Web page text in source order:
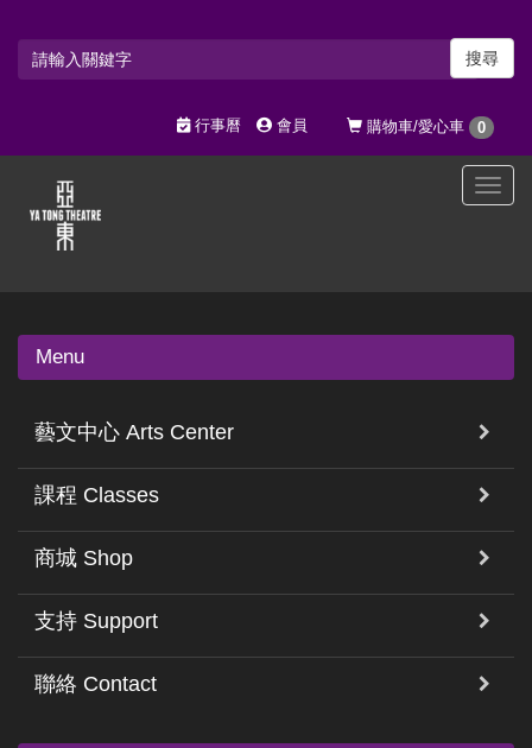
搜尋
購物車/愛心車 0
行事曆 會員
選
Menu
藝文中心 Arts Center
課程 Classes
商城 Shop
支持 Support
聯絡 Contact